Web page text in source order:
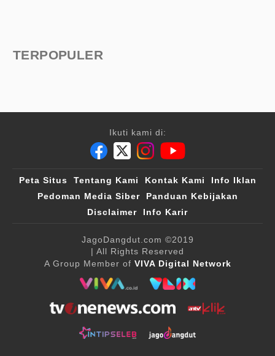
TERPOPULER
Ikuti kami di:
Peta Situs Tentang Kami Kontak Kami
Info Iklan
Pedoman Media Siber
Panduan Kebijakan
Disclaimer
Info Karir
JagoDangdut.com ©2019
| All Rights Reserved
A Group Member of VIVA Digital Network